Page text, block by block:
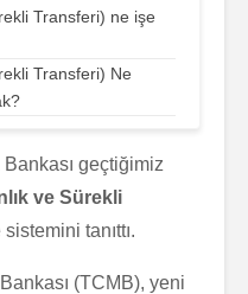
Transferi) ne işe
Transferi) Ne
geçtiğimiz
ve Sürekli
tanıttı.
(TCMB), yeni